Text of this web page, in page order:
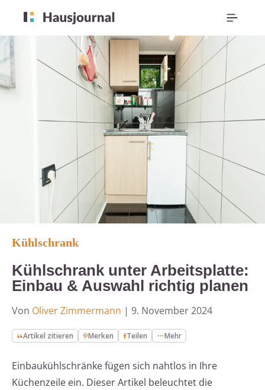
Kühlschrank
Kühlschrank unter Arbeitsplatte:
Einbau & Auswahl richtig planen
Von Oliver Zimmermann | 9. November 2024
Artikel zitieren Merken Teilen Mehr
Einbaukühlschränke fügen sich nahtlos in Ihre
Küchenzeile ein. Dieser Artikel beleuchtet die